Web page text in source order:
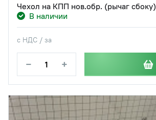
Чехол на КПП нов.обр. (рычаг сбоку)
В наличии
с НДС / за
− +